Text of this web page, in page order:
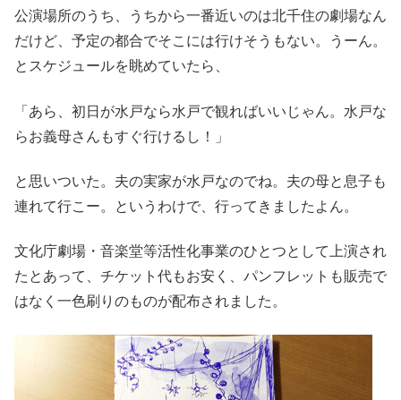
公演場所のうち、うちから一番近いのは北千住の劇場なん
だけど、予定の都合でそこには行けそうもない。うーん。
とスケジュールを眺めていたら、
「あら、初日が水戸なら水戸で観ればいいじゃん。水戸な
らお義母さんもすぐ行けるし！」
と思いついた。夫の実家が水戸なのでね。夫の母と息子も
連れて行こー。というわけで、行ってきましたよん。
文化庁劇場・音楽堂等活性化事業のひとつとして上演され
たとあって、チケット代もお安く、パンフレットも販売で
はなく一色刷りのものが配布されました。